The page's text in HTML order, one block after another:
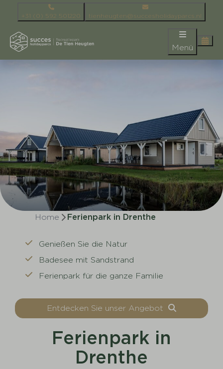
+31 (0) 592 501220 tienheugten@succesholidayparcs.nl
Menü
Home Ferienpark in Drenthe
Genießen Sie die Natur
Badesee mit Sandstrand
Ferienpark für die ganze Familie
Entdecken Sie unser Angebot
Ferienpark in
Drenthe